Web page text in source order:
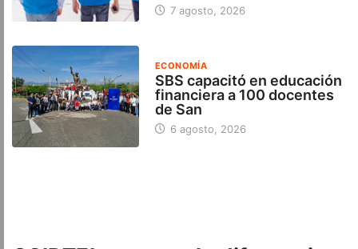
7 agosto, 2026
ECONOMÍA
SBS capacitó en educación
financiera a 100 docentes
de San
6 agosto, 2026